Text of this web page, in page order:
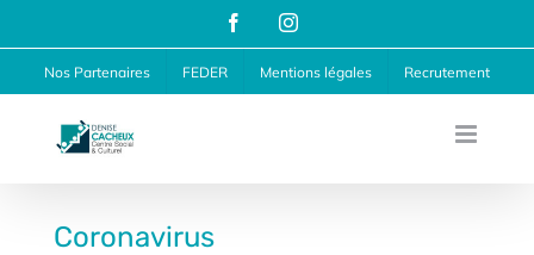
au
contenu
FacebookInstagram
Nos Partenaires FEDER Mentions légales Recrutement
Coronavirus